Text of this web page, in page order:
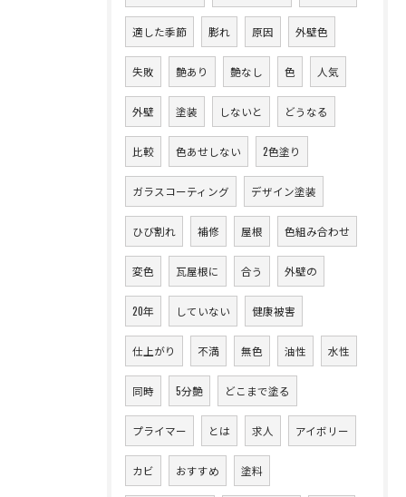
適した季節 膨れ 原因 外壁色
失敗 艶あり 艶なし 色 人気
外壁 塗装 しないと どうなる
比較 色あせしない 2色塗り
ガラスコーティング デザイン塗装
ひび割れ 補修 屋根 色組み合わせ
変色 瓦屋根に 合う 外壁の
20年 していない 健康被害
仕上がり 不満 無色 油性 水性
同時 5分艶 どこまで塗る
プライマー とは 求人 アイボリー
カビ おすすめ 塗料